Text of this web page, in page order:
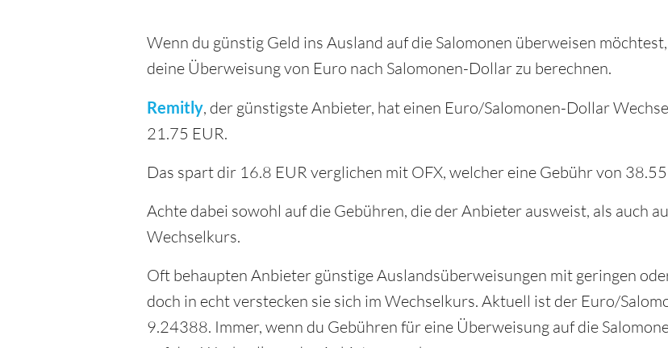
Wenn du günstig Geld ins Ausland auf die Salomonen überweisen
deine Überweisung von Euro nach Salomonen-Dollar zu berechnen.
Remitly, der günstigste Anbieter, hat einen Euro/Salomonen-Dollar
21.75 EUR.
Das spart dir 16.8 EUR verglichen mit OFX, welcher eine Gebühr von
Achte dabei sowohl auf die Gebühren, die der Anbieter ausweist, als auch
Wechselkurs.
Oft behaupten Anbieter günstige Auslandsüberweisungen mit geringen
doch in echt verstecken sie sich im Wechselkurs. Aktuell ist der Euro/
9.24388. Immer, wenn du Gebühren für eine Überweisung auf die